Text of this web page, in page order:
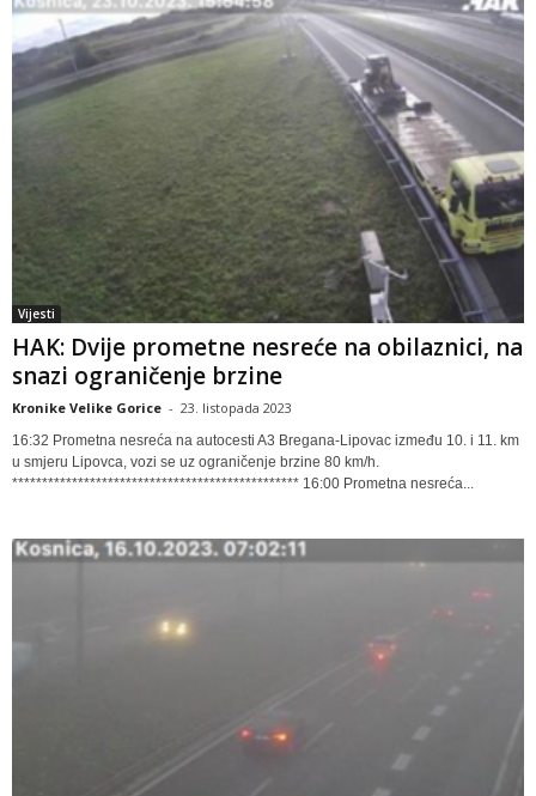
Vijesti
HAK: Dvije prometne nesreće na obilaznici, na
snazi ograničenje brzine
Kronike Velike Gorice - 23. listopada 2023
16:32 Prometna nesreća na autocesti A3 Bregana-Lipovac između 10. i 11. km
u smjeru Lipovca, vozi se uz ograničenje brzine 80 km/h.
************************************************ 16:00 Prometna nesreća...